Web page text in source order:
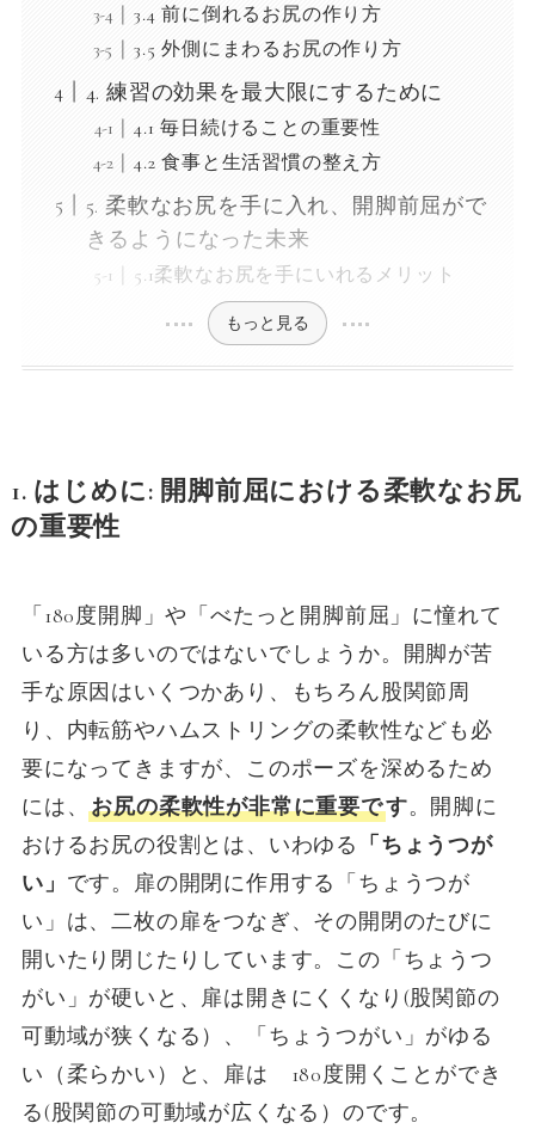
3.4 前に倒れるお尻の作り方
3.5 外側にまわるお尻の作り方
4. 練習の効果を最大限にするために
4.1 毎日続けることの重要性
4.2 食事と生活習慣の整え方
5. 柔軟なお尻を手に入れ、開脚前屈がで
きるようになった未来
5.1柔軟なお尻を手にいれるメリット
もっと見る
1. はじめに: 開脚前屈における柔軟なお尻
の重要性
「180度開脚」や「べたっと開脚前屈」に憧れて
いる方は多いのではないでしょうか。開脚が苦
手な原因はいくつかあり、もちろん股関節周
り、内転筋やハムストリングの柔軟性なども必
要になってきますが、このポーズを深めるため
には、お尻の柔軟性が非常に重要です。開脚に
おけるお尻の役割とは、いわゆる 「ちょうつが
い」 です。扉の開閉に作用する「ちょうつが
い」は、二枚の扉をつなぎ、その開閉のたびに
開いたり閉じたりしています。この「ちょうつ
がい」が硬いと、扉は開きにくくなり(股関節の
可動域が狭くなる）、「ちょうつがい」がゆる
い（柔らかい）と、扉は 180度開くことができ
る(股関節の可動域が広くなる）のです。